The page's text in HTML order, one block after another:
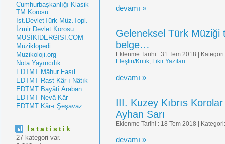
Cumhurbaşkanlığı Klasik
TM Korosu
İst.DevletTürk Müz.Topl.
İzmir Devlet Korosu
MUSİKİDERGİSİ.COM
Müziklopedi
Muzikoloji.org
Nota Yayıncılık
EDTMT Mâhur Fasıl
EDTMT Rast Kâr-ı Nâtık
EDTMT Bayâtî Araban
EDTMT Nevâ Kâr
EDTMT Kâr-ı Şeşavaz
İstatistik
27 kategori var.
devamı »
Geleneksel Türk Müziği
belge…
Eklenme Tarihi : 31 Tem 2018 |
Eleştiri/Kritik, Fikir Yazıları
devamı »
III. Kuzey Kıbrıs
Ayhan Sarı
Eklenme Tarihi : 18 Tem 2018 |
devamı »